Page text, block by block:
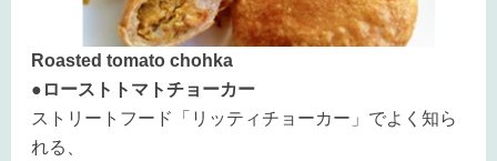
Roasted tomato chohka
●ローストトマトチョーカー
ストリートフード「リッティチョーカー」でよく知ら
れる、